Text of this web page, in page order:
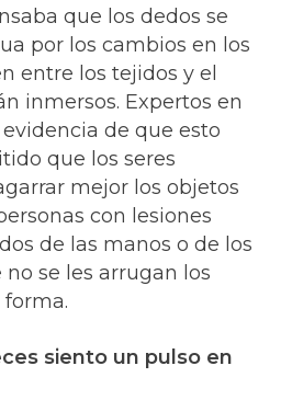
que los dedos se
por los cambios en los
entre los tejidos y el
inmersos. Expertos en
de que esto
que los seres
mejor los objetos
con lesiones
de las manos o de los
se les arrugan los
siento un pulso en